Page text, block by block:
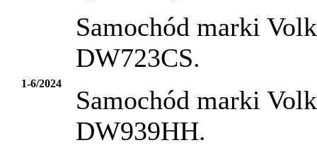
1-6/2024
Samochód marki
DW723CS.
Samochód marki
DW939HH.